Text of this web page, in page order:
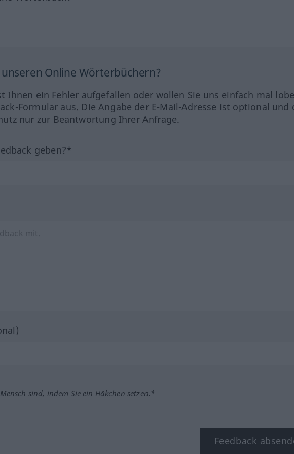
unseren Online Wörterbüchern?
Ihnen ein Fehler aufgefallen oder wollen Sie uns einfach mal
Formular aus. Die Angabe der E-Mail-Adresse ist optional und
nur zur Beantwortung Ihrer Anfrage.
geben?*
sind, indem Sie ein Häkchen setzen.*
Feedback